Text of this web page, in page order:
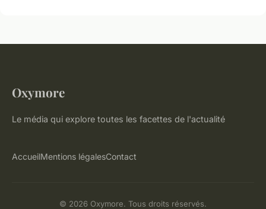
Oxymore
Le média qui explore toutes les facettes de l'actualité
AccueilMentions légalesContact
© 2026 Oxymore. Tous droits réservés.